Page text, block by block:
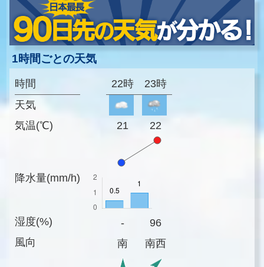
1時間ごとの天気
時間
天気
気温(℃)
降水量(mm/h)
湿度(%)
風向
22時 23時
21 22
-
96
南
南西